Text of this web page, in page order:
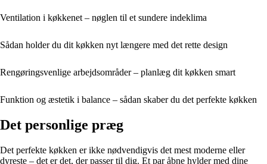
Ventilation i køkkenet – nøglen til et sundere indeklima
Sådan holder du dit køkken nyt længere med det rette design
Rengøringsvenlige arbejdsområder – planlæg dit køkken smart
Funktion og æstetik i balance – sådan skaber du det perfekte køkken
Det personlige præg
Det perfekte køkken er ikke nødvendigvis det mest moderne eller
dyreste – det er det, der passer til dig. Et par åbne hylder med dine